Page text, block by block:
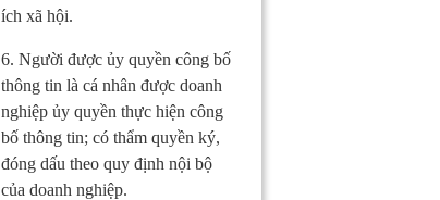
ích xã hội.
6. Người được ủy quyền công bố
thông tin là cá nhân được doanh
nghiệp ủy quyền thực hiện công
bố thông tin; có thẩm quyền ký,
đóng dấu theo quy định nội bộ
của doanh nghiệp.